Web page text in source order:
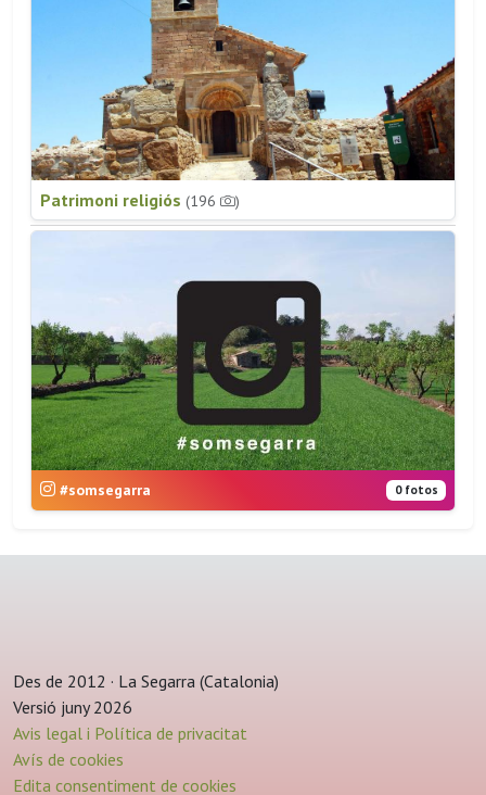
Patrimoni religiós (196 )
#somsegarra 0 fotos
Des de 2012 · La Segarra (Catalonia)
Versió juny 2026
Avis legal i Política de privacitat
Avís de cookies
Edita consentiment de cookies